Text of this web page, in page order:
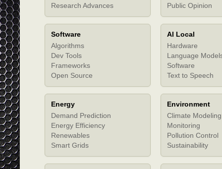
Research Advances
Public Opinion
Software
Algorithms
Dev Tools
Frameworks
Open Source
AI Local
Hardware
Language
Software
Text to Speech
Energy
Demand Prediction
Energy Efficiency
Renewables
Smart Grids
Environment
Climate Modeling
Monitoring
Pollution Control
Sustainability